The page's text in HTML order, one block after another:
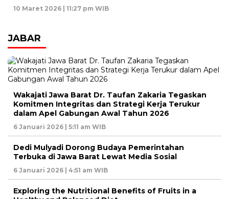
10 Maret 2026 | 11:27 pm WIB
JABAR
Wakajati Jawa Barat Dr. Taufan Zakaria Tegaskan
Komitmen Integritas dan Strategi Kerja Terukur
dalam Apel Gabungan Awal Tahun 2026
6 Januari 2026 | 5:11 am WIB
Dedi Mulyadi Dorong Budaya Pemerintahan
Terbuka di Jawa Barat Lewat Media Sosial
6 Januari 2026 | 4:51 am WIB
Exploring the Nutritional Benefits of Fruits in a